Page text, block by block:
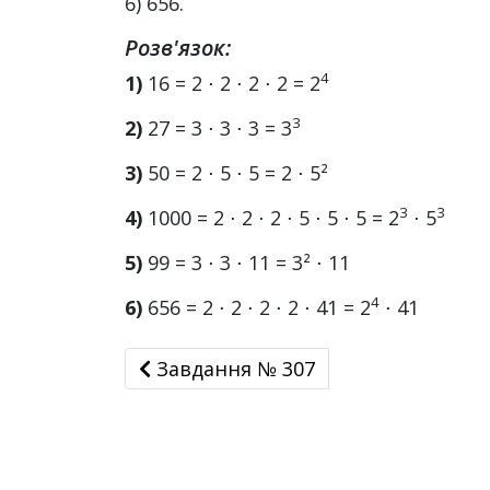
Розв'язок:
1) 16 = 2 ⋅ 2 ⋅ 2 ⋅ 2 = 24
2) 27 = 3 ⋅ 3 ⋅ 3 = 33
3) 50 = 2 ⋅ 5 ⋅ 5 = 2 ⋅ 5²
4) 1000 = 2 ⋅ 2 ⋅ 2 ⋅ 5 ⋅ 5 ⋅ 5 = 23 ⋅ 53
5) 99 = 3 ⋅ 3 ⋅ 11 = 3² ⋅ 11
6) 656 = 2 ⋅ 2 ⋅ 2 ⋅ 2 ⋅ 41 = 24 ⋅ 41
Завдання № 307
Завдання № 307